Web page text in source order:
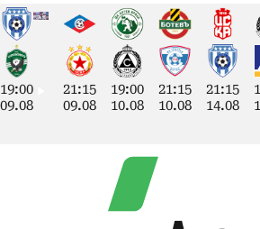
19:00
09.08
21:15
09.08
19:00
10.08
21:15
10.08
21:15
14.08